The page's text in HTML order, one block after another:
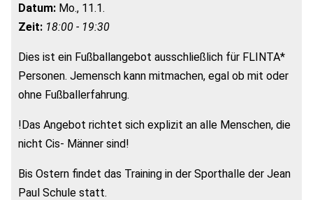
Datum: Mo., 11.1.
Zeit: 18:00 - 19:30
Dies ist ein Fußballangebot ausschließlich für FLINTA*
Personen. Jemensch kann mitmachen, egal ob mit oder
ohne Fußballerfahrung.
!Das Angebot richtet sich explizit an alle Menschen, die
nicht Cis- Männer sind!
Bis Ostern findet das Training in der Sporthalle der Jean
Paul Schule statt.